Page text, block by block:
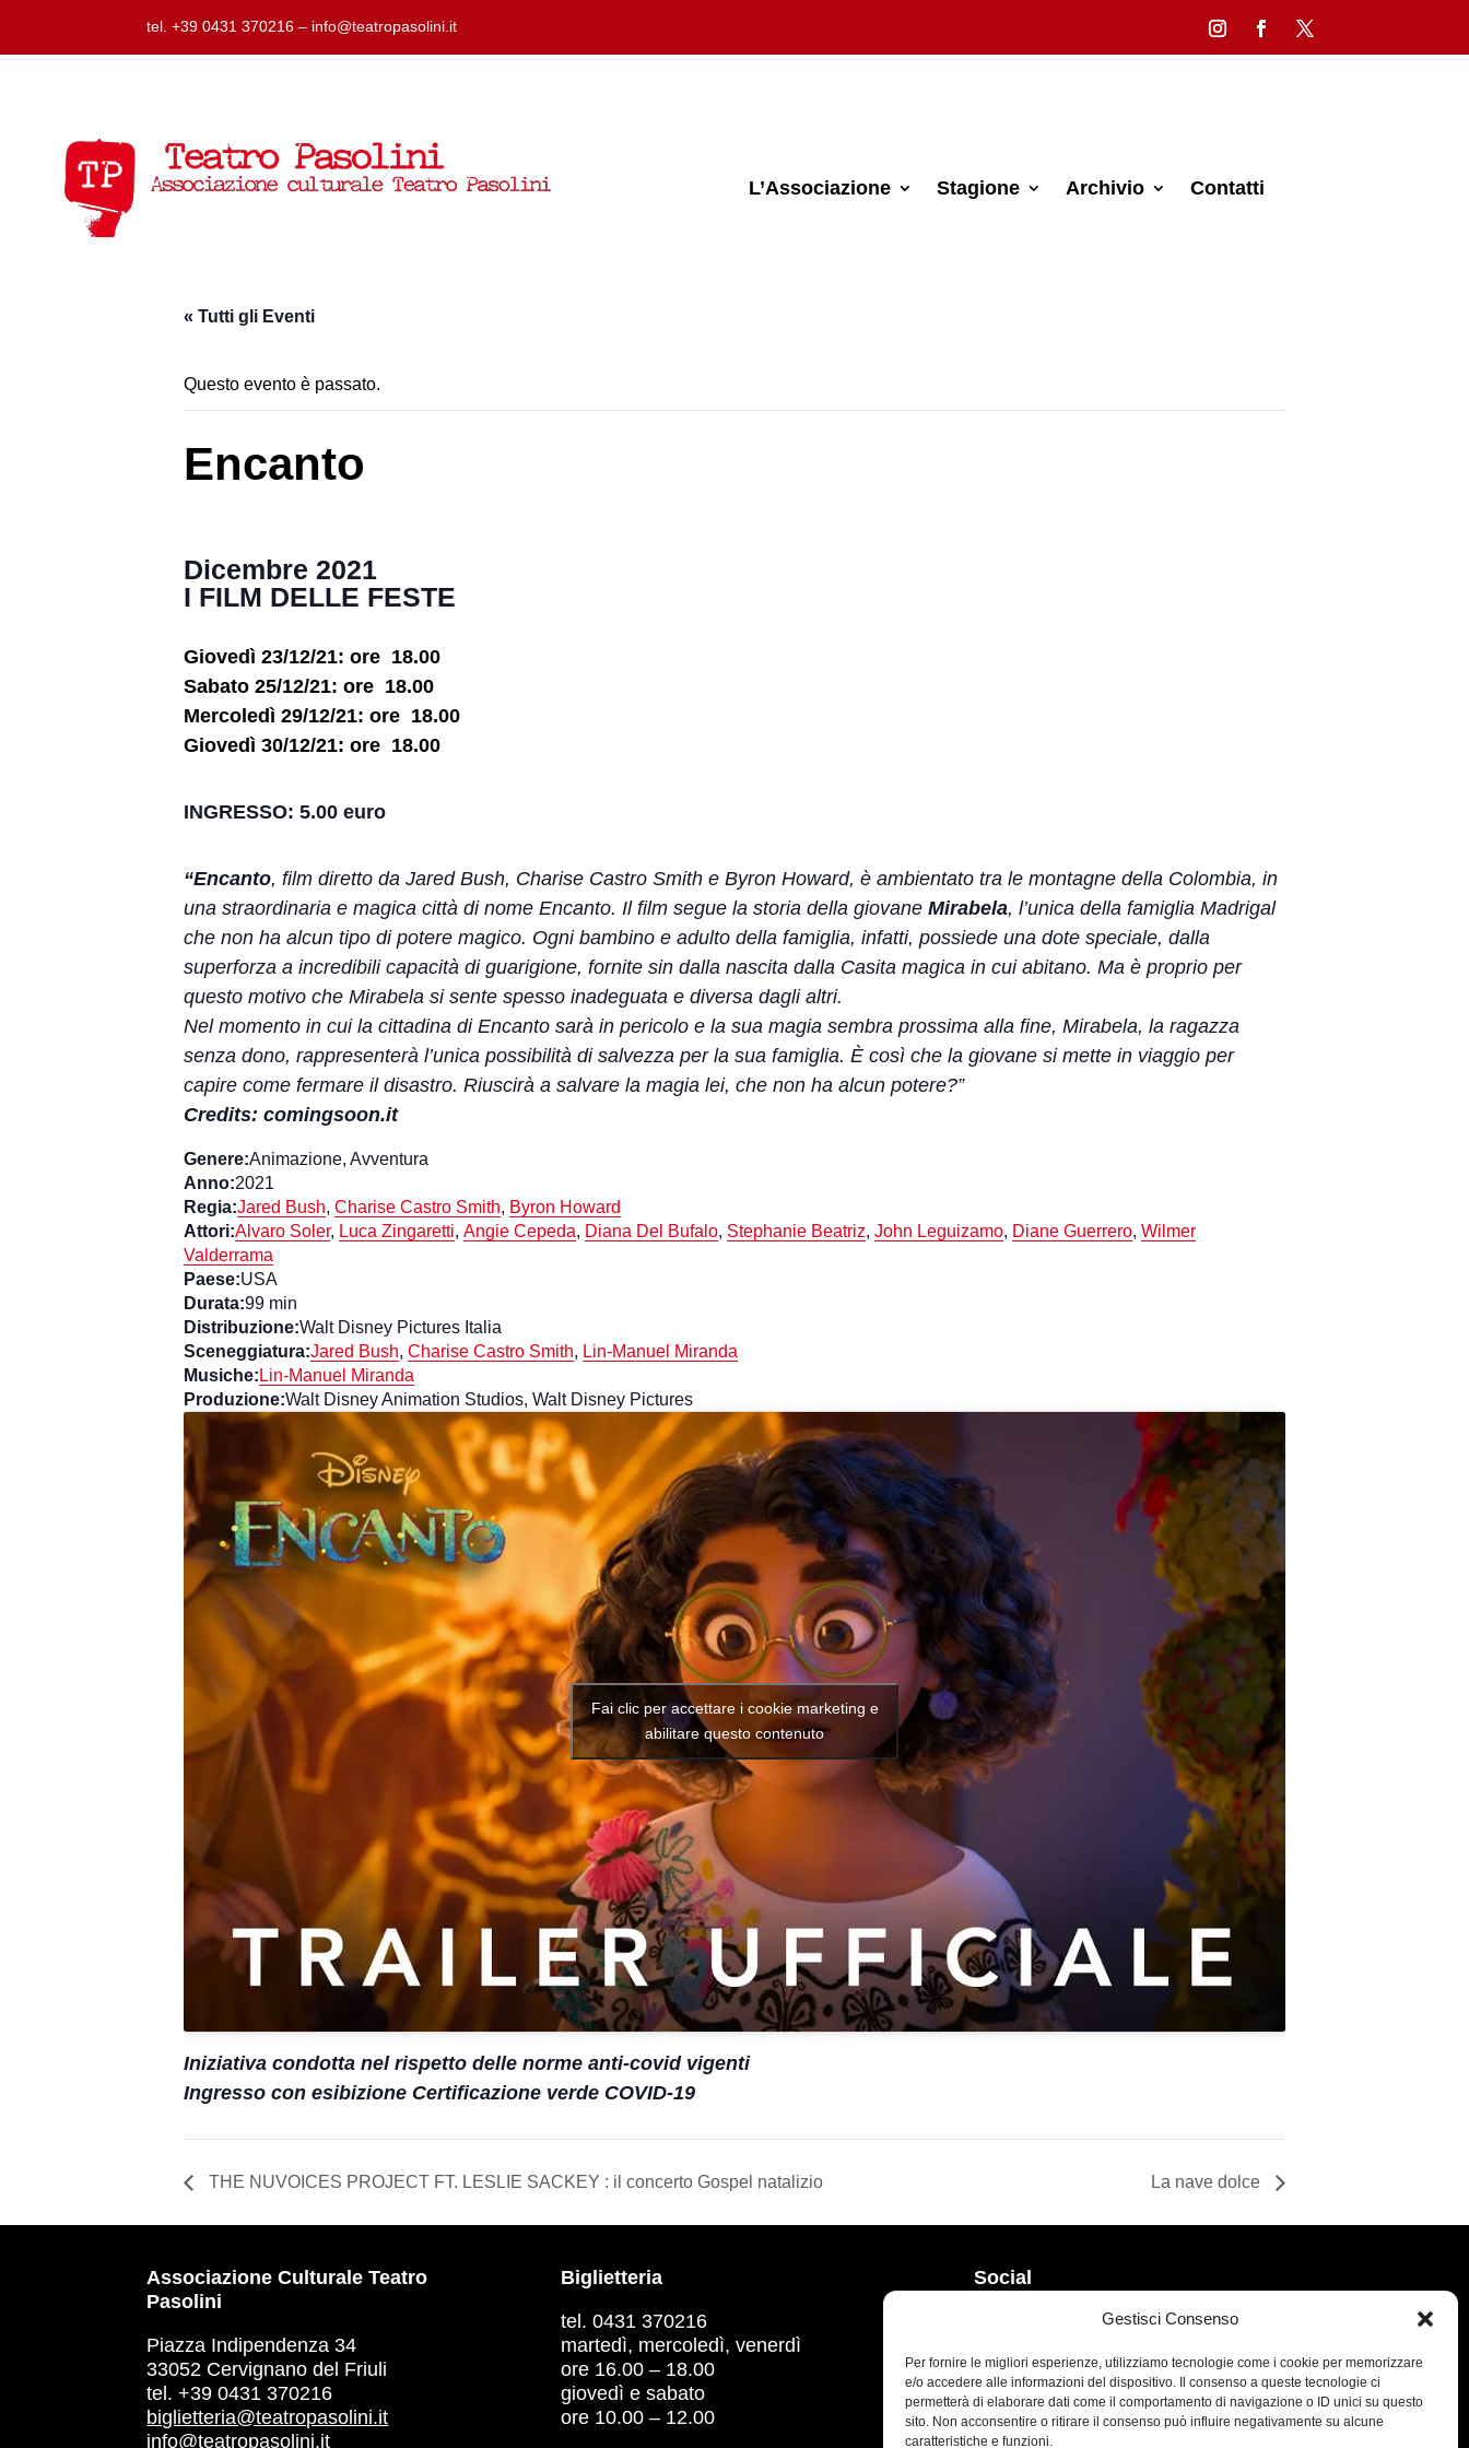
Gestisci Consenso
Per fornire le migliori esperienze, utilizziamo tecnologie come i cookie per memorizzare
e/o accedere alle informazioni del dispositivo. Il consenso a queste tecnologie ci
permetterà di elaborare dati come il comportamento di navigazione o ID unici su questo
sito. Non acconsentire o ritirare il consenso può influire negativamente su alcune
caratteristiche e funzioni.
tel. +39 0431 370216 – info@teatropasolini.it
L’Associazione Stagione Archivio Contatti
« Tutti gli Eventi
Questo evento è passato.
Encanto
Dicembre 2021
I FILM DELLE FESTE
Giovedì 23/12/21: ore 18.00
Sabato 25/12/21: ore 18.00
Mercoledì 29/12/21: ore 18.00
Giovedì 30/12/21: ore 18.00
INGRESSO: 5.00 euro
“Encanto, film diretto da Jared Bush, Charise Castro Smith e Byron Howard, è ambientato tra le montagne della Colombia, in
una straordinaria e magica città di nome Encanto. Il film segue la storia della giovane Mirabela, l’unica della famiglia Madrigal
che non ha alcun tipo di potere magico. Ogni bambino e adulto della famiglia, infatti, possiede una dote speciale, dalla
superforza a incredibili capacità di guarigione, fornite sin dalla nascita dalla Casita magica in cui abitano. Ma è proprio per
questo motivo che Mirabela si sente spesso inadeguata e diversa dagli altri.
Nel momento in cui la cittadina di Encanto sarà in pericolo e la sua magia sembra prossima alla fine, Mirabela, la ragazza
senza dono, rappresenterà l’unica possibilità di salvezza per la sua famiglia. È così che la giovane si mette in viaggio per
capire come fermare il disastro. Riuscirà a salvare la magia lei, che non ha alcun potere?”
Credits: comingsoon.it
Genere:Animazione, Avventura
Anno:2021
Regia:Jared Bush, Charise Castro Smith, Byron Howard
Attori:Alvaro Soler, Luca Zingaretti, Angie Cepeda, Diana Del Bufalo, Stephanie Beatriz, John Leguizamo, Diane Guerrero, Wilmer
Valderrama
Paese:USA
Durata:99 min
Distribuzione:Walt Disney Pictures Italia
Sceneggiatura:Jared Bush, Charise Castro Smith, Lin-Manuel Miranda
Musiche: Lin-Manuel Miranda
Produzione:Walt Disney Animation Studios, Walt Disney Pictures
Fai clic per accettare i cookie marketing e
abilitare questo contenuto
Iniziativa condotta nel rispetto delle norme anti-covid vigenti
Ingresso con esibizione Certificazione verde COVID-19
THE NUVOICES PROJECT FT. LESLIE SACKEY : il concerto Gospel natalizio La nave dolce
Associazione Culturale Teatro
Pasolini
Piazza Indipendenza 34
33052 Cervignano del Friuli
tel. +39 0431 370216
biglietteria@teatropasolini.it
info@teatropasolini.it
Biglietteria
tel. 0431 370216
martedì, mercoledì, venerdì
ore 16.00 – 18.00
giovedì e sabato
ore 10.00 – 12.00
Social